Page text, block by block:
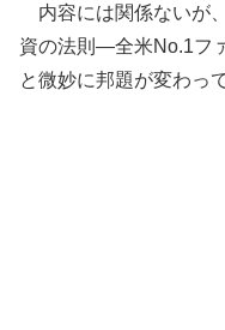
内容には関係ないが
資の法則―全米No.1フ
と微妙に邦題が変わっ